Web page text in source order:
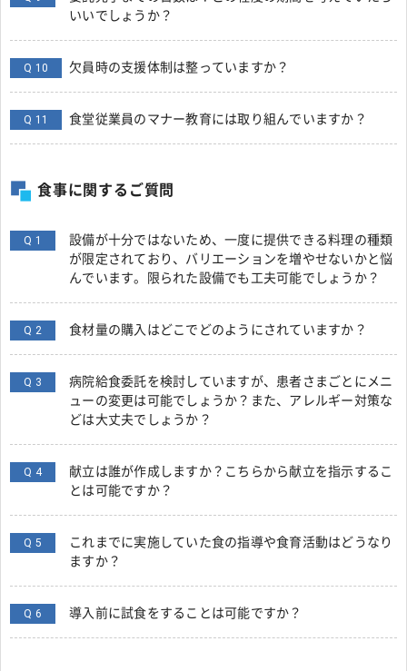
いいでしょうか？
Q 10 欠員時の支援体制は整っていますか？
Q 11 食堂従業員のマナー教育には取り組んでいますか？
食事に関するご質問
Q 1
設備が十分ではないため、一度に提供できる料理の種類
が限定されており、バリエーションを増やせないかと悩
んでいます。限られた設備でも工夫可能でしょうか？
Q 2 食材量の購入はどこでどのようにされていますか？
Q 3
病院給食委託を検討していますが、患者さまごとにメニ
ューの変更は可能でしょうか？また、アレルギー対策な
どは大丈夫でしょうか？
Q 4
献立は誰が作成しますか？こちらから献立を指示するこ
とは可能ですか？
Q 5
これまでに実施していた食の指導や食育活動はどうなり
ますか？
Q 6 導入前に試食をすることは可能ですか？